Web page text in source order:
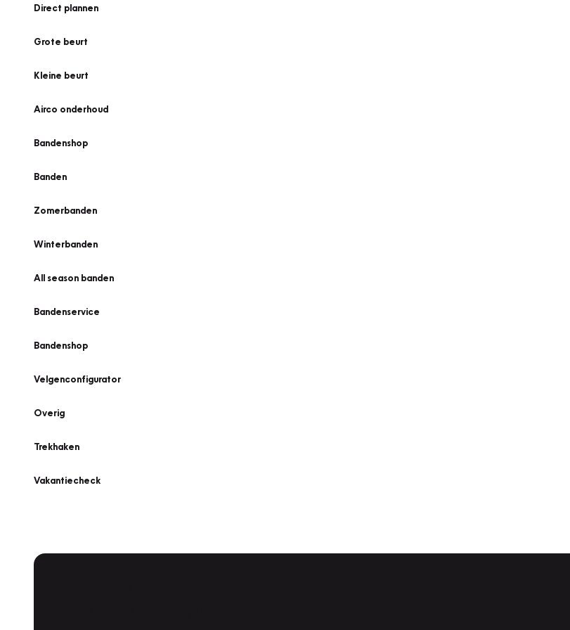
Direct plannen
Grote beurt
Kleine beurt
Airco onderhoud
Bandenshop
Banden
Zomerbanden
Winterbanden
All season banden
Bandenservice
Bandenshop
Velgenconfigurator
Overig
Trekhaken
Vakantiecheck